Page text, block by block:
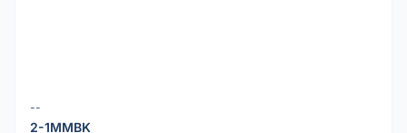
--
2-1MMBK